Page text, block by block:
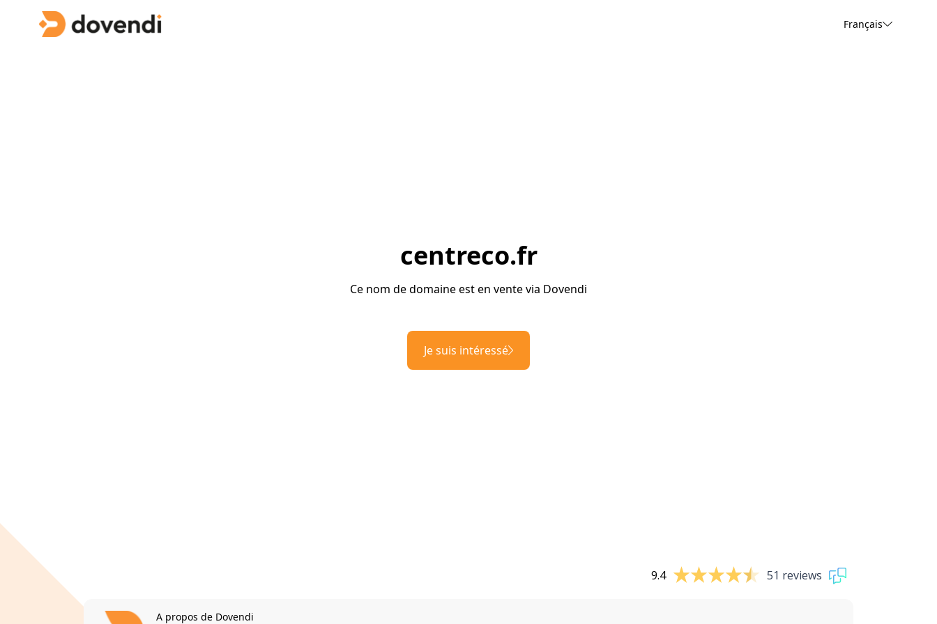
Français
centreco.fr
Ce nom de domaine est en vente via Dovendi
Je suis intéressé
9.4 51 reviews
A propos de Dovendi